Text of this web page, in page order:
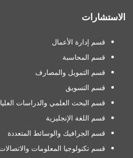
الاستشارات
قسم إدارة الأعمال
قسم المحاسبة
قسم التمويل والمصارف
قسم التسويق
قسم البحث العلمي والدراسات العليا
قسم اللغة الإنجليزية
قسم الجرافيك والوسائط المتعددة
قسم تكنولوجيا المعلومات والاتصالات